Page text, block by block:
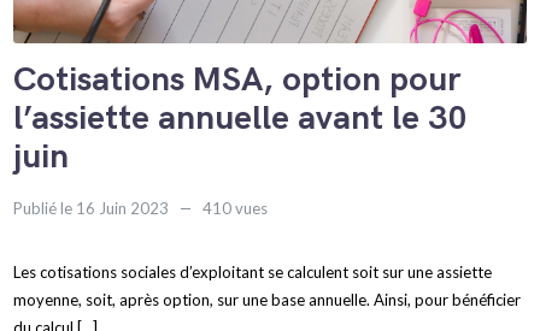
Cotisations MSA, option pour
l’assiette annuelle avant le 30
juin
Publié le 16 Juin 2023 410 vues
Les cotisations sociales d’exploitant se calculent soit sur une assiette
moyenne, soit, après option, sur une base annuelle. Ainsi, pour bénéficier